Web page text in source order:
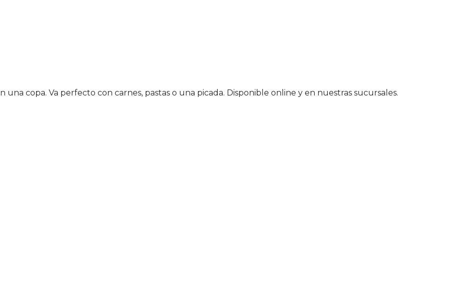
copa. Va perfecto con carnes, pastas o una picada. Disponible online y en nuestras sucursales.